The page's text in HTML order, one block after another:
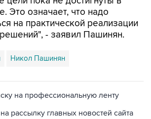
Это означает, что надо
на практической реализации
- заявил Пашинян.
Никол Пашинян
на профессиональную ленту
рассылку главных новостей сайта